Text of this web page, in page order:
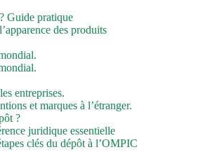
Guide pratique
des produits
entreprises.
et marques à l’étranger.
?
juridique essentielle
clés du dépôt à l’OMPIC